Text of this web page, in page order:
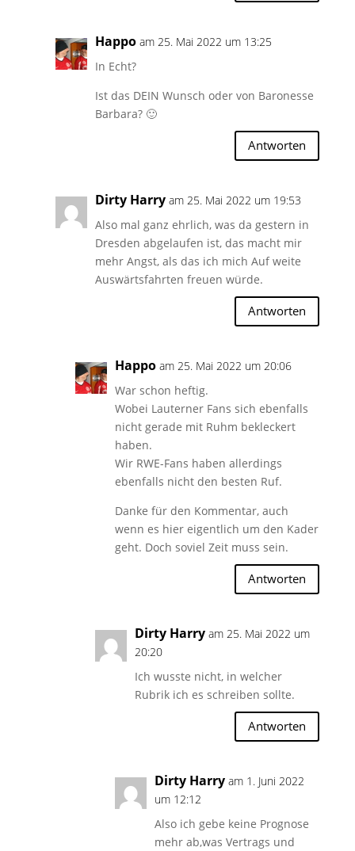
Happo am 25. Mai 2022 um 13:25
In Echt?
Ist das DEIN Wunsch oder von Baronesse
Barbara? 🙂
Antworten
Dirty Harry am 25. Mai 2022 um 19:53
Also mal ganz ehrlich, was da gestern in
Dresden abgelaufen ist, das macht mir
mehr Angst, als das ich mich Auf weite
Auswärtsfahrten freuen würde.
Antworten
Happo am 25. Mai 2022 um 20:06
War schon heftig.
Wobei Lauterner Fans sich ebenfalls
nicht gerade mit Ruhm bekleckert
haben.
Wir RWE-Fans haben allerdings
ebenfalls nicht den besten Ruf.
Danke für den Kommentar, auch
wenn es hier eigentlich um den Kader
geht. Doch soviel Zeit muss sein.
Antworten
Dirty Harry am 25. Mai 2022 um
20:20
Ich wusste nicht, in welcher
Rubrik ich es schreiben sollte.
Antworten
Dirty Harry am 1. Juni 2022
um 12:12
Also ich gebe keine Prognose
mehr ab,was Vertrags und